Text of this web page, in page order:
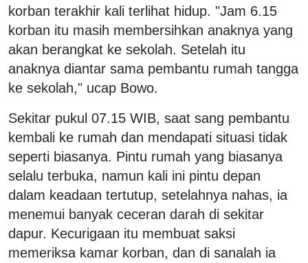
korban terakhir kali terlihat hidup. "Jam 6.15
korban itu masih membersihkan anaknya yang
akan berangkat ke sekolah. Setelah itu
anaknya diantar sama pembantu rumah tangga
ke sekolah," ucap Bowo.
Sekitar pukul 07.15 WIB, saat sang pembantu
kembali ke rumah dan mendapati situasi tidak
seperti biasanya. Pintu rumah yang biasanya
selalu terbuka, namun kali ini pintu depan
dalam keadaan tertutup, setelahnya nahas, ia
menemui banyak ceceran darah di sekitar
dapur. Kecurigaan itu membuat saksi
memeriksa kamar korban, dan di sanalah ia